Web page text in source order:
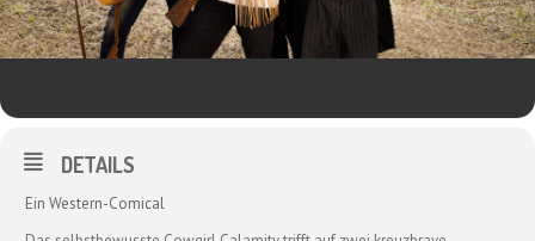
DETAILS
Ein Western-Comical